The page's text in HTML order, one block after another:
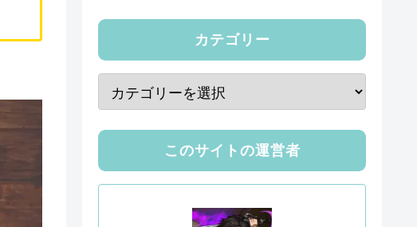
カテゴリー
このサイトの運営者